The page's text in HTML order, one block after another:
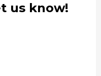
us know!